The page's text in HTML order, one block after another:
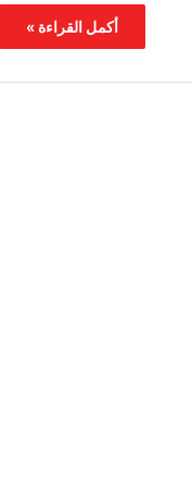
أكمل القراءة »